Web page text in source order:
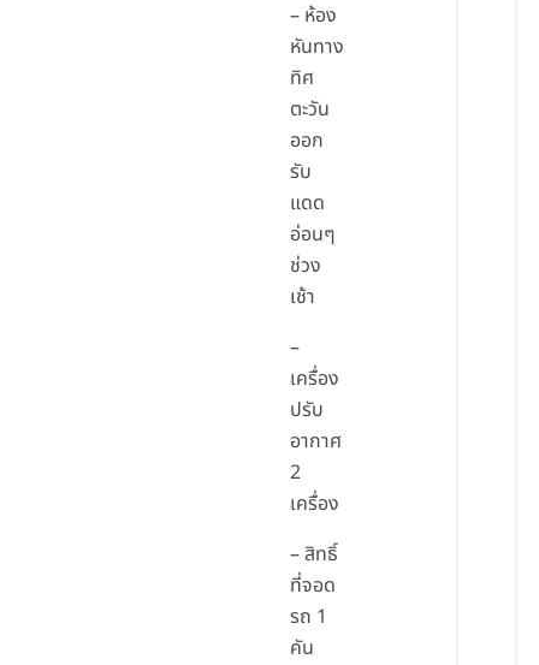
– ห้อง
หันทาง
ทิศ
ตะวัน
ออก
รับ
แดด
อ่อนๆ
ช่วง
เช้า
–
เครื่อง
ปรับ
อากาศ
2
เครื่อง
– สิทธิ์
ที่จอด
รถ 1
คัน